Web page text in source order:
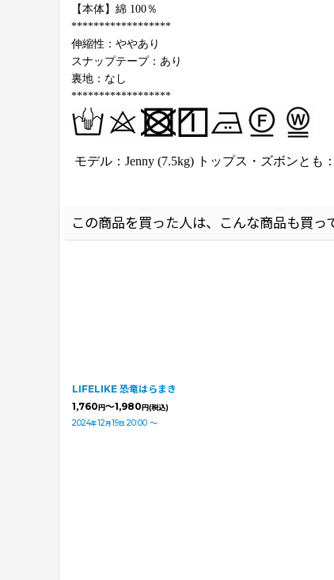
【本体】綿 100％
******************
伸縮性：ややあり
スナップテープ：あり
裏地：なし
******************
モデル：Jenny (7.5kg) トップス・ズボンとも
この商品を買った人は、こんな商品も買っ
LIFELIKE 恐竜はらまき
1,760円～1,980円(税込)
2024年12月19日 20:00 ～